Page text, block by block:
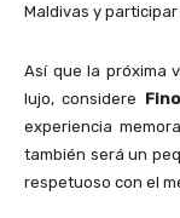
Maldivas y
Así que la próxima
lujo, considere
experiencia
también será un
respetuoso con el